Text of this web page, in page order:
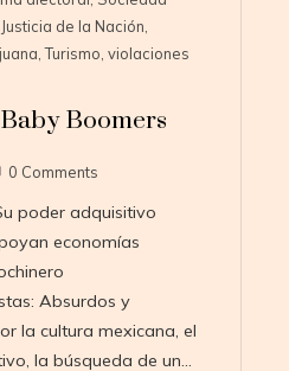
de la Nación,
,Turismo, violaciones
Boomers
0 Comments
poder adquisitivo
economías
Absurdos y
la cultura mexicana, el
la búsqueda de un…